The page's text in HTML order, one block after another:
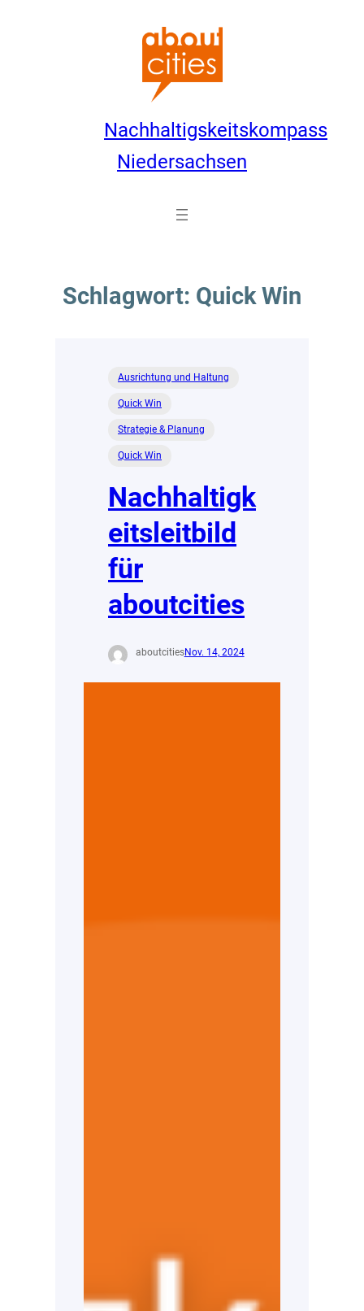
Nachhaltigskeitskompass
Niedersachsen
Schlagwort: Quick Win
Ausrichtung und Haltung
Quick Win
Strategie & Planung
Quick Win
Nachhaltigk
eitsleitbild
für
aboutcities
aboutcitiesNov. 14, 2024